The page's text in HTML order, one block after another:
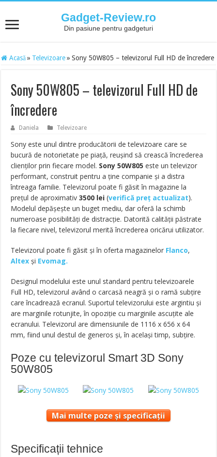
Gadget-Review.ro
Din pasiune pentru gadgeturi
Acasă » Televizoare » Sony 50W805 – televizorul Full HD de încredere
Sony 50W805 – televizorul Full HD de
încredere
Daniela Televizoare
Sony este unul dintre producătorii de televizoare care se
bucură de notorietate pe piață, reușind să crească încrederea
clienților prin fiecare model. Sony 50W805 este un televizor
performant, construit pentru a ține companie și a distra
întreaga familie. Televizorul poate fi găsit în magazine la
prețul de aproximativ 3500 lei (verifică preț actualizat).
Modelul depășește un buget mediu, dar oferă la schimb
numeroase posibilități de distracție. Datorită calității păstrate
la fiecare nivel, televizorul merită încrederea oricărui utilizator.
Televizorul poate fi găsit și în oferta magazinelor Flanco,
Altex și Evomag.
Designul modelului este unul standard pentru televizoarele
Full HD, televizorul având o carcasă neagră și o ramă subțire
care încadrează ecranul. Suportul televizorului este argintiu și
are marginile rotunjite, în opoziție cu marginile ascuțite ale
ecranului. Televizorul are dimensiunile de 1116 x 656 x 64
mm, fiind unul destul de generos și, în același timp, subțire.
Poze cu televizorul Smart 3D Sony
50W805
Mai multe poze și specificații
Specificații tehnice